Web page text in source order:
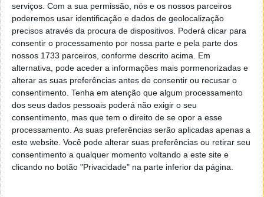
serviços. Com a sua permissão, nós e os nossos parceiros
poderemos usar identificação e dados de geolocalização
precisos através da procura de dispositivos. Poderá clicar para
consentir o processamento por nossa parte e pela parte dos
nossos 1733 parceiros, conforme descrito acima. Em
alternativa, pode aceder a informações mais pormenorizadas e
alterar as suas preferências antes de consentir ou recusar o
consentimento. Tenha em atenção que algum processamento
dos seus dados pessoais poderá não exigir o seu
consentimento, mas que tem o direito de se opor a esse
processamento. As suas preferências serão aplicadas apenas a
este website. Você pode alterar suas preferências ou retirar seu
consentimento a qualquer momento voltando a este site e
clicando no botão "Privacidade" na parte inferior da página.
indignação provou que os limites de velocidade
estavam completamente desatualizadospara
aqueles veículos de combustão e, por isso, pouco
tempo depois,o limite de velocidade foi
aumentadopara uns razoáveis 14 mph (pouco mais
de 22 km/h).
Mas isto não ficou por aqui. Arnold também era
conhecido pelo seu manuseamento dos veículos.
Obteve uma licença para vender automóveis Karl
Benzligeiramente modificados no Reino Unido, com
produção local sob o nome Arnold Motor Carriage.
Um automóvel com o qual conseguiu vencer a